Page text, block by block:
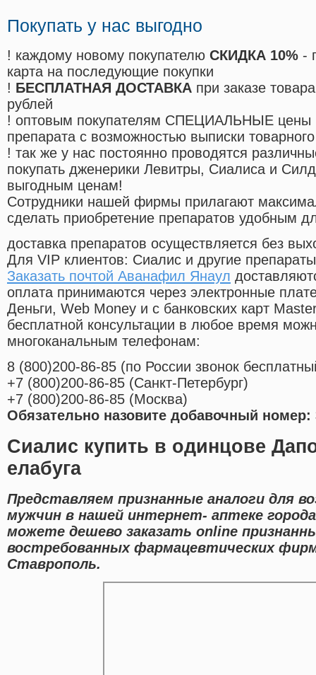
Покупать у нас выгодно
! каждому новому покупателю СКИДКА 10% -
карта на последующие покупки
! БЕСПЛАТНАЯ ДОСТАВКА при заказе
рублей
! оптовым покупателям СПЕЦИАЛЬНЫЕ цены
препарата с возможностью выписки
! так же у нас постоянно проводятся
покупать дженерики Левитры, Сиалиса и
выгодным ценам!
Cотрудники нашей фирмы прилагают
сделать приобретение препаратов удобным
доставка препаратов осуществляется без
Для VIP клиентов: Сиалис и другие
Заказать почтой Аванафил Янаул
оплата принимаются через электронные
Деньги, Web Money и с банковских карт
бесплатной консультации в любое время
многоканальным телефонам:
8 (800)200-86-85 (по России звонок
+7 (800)200-86-85 (Санкт-Петербург)
+7 (800)200-86-85 (Москва)
Обязательно назовите добавочный номер:
Сиалис купить в одинцове
елабуга
Представляем признанные аналоги для
мужчин в нашей интернет- аптеке
можете дешево заказать online
востребованных фармацевтических
Ставрополь.